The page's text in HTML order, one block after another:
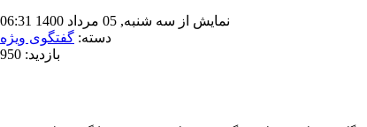
نمایش از سه شنبه, 05 مرداد 1400 06:31
دسته: گفتگوی ویژه
بازدید: 950